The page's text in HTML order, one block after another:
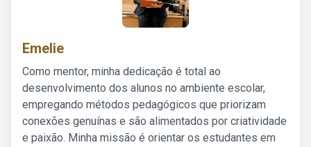
Emelie
Como mentor, minha dedicação é total ao
desenvolvimento dos alunos no ambiente escolar,
empregando métodos pedagógicos que priorizam
conexões genuínas e são alimentados por criatividade
e paixão. Minha missão é orientar os estudantes em